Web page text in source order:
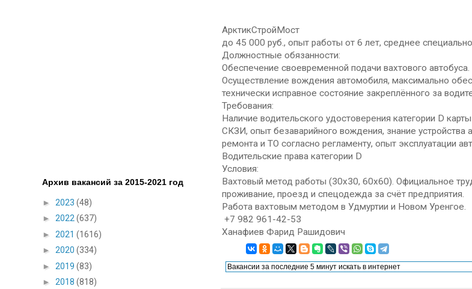
АрктикСтройМост
до 45 000 руб., опыт работы от 6 лет, среднее
Должностные обязанности:
Обеспечение своевременной подачи вахтового автобуса.
Осуществление вождения автомобиля, максимально
технически исправное состояние закреплённого за
Требования:
Наличие водительского удостоверения категории D
СКЗИ, опыт безаварийного вождения, знание устройства
ремонта и ТО согласно регламенту, опыт эксплуатации
Водительские права категории D
Условия:
Вахтовый метод работы (30х30, 60х60). Официальное
проживание, проезд и спецодежда за счёт предприятия.
Работа вахтовым методом в Удмуртии и Новом Уренгое.
+7 982 961-42-53
Ханафиев Фарид Рашидович
Архив вакансий за 2015-2021 год
► 2023 (48)
► 2022 (637)
► 2021 (1616)
► 2020 (334)
► 2019 (83)
► 2018 (818)